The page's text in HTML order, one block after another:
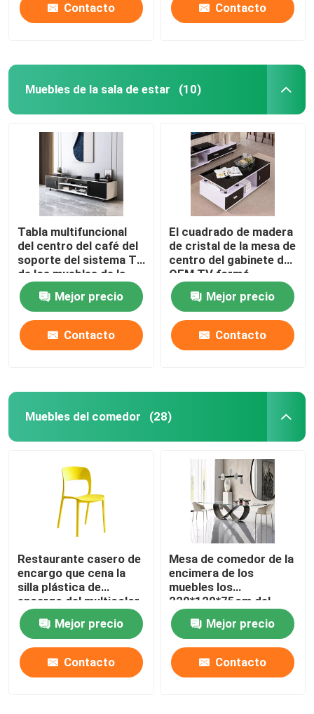
Contacto Contacto
Muebles de la sala de estar (10)
Tabla multifuncional
del centro del café del
soporte del sistema TV
de los muebles de la
sala de estar
Mejor precio
Contacto
El cuadrado de madera
de cristal de la mesa de
centro del gabinete del
OEM TV formó
almacenamiento fácil
Mejor precio
Contacto
Muebles del comedor (28)
Restaurante casero de
encargo que cena la
silla plástica de
encargo del multicolor
moderno de la silla
Mejor precio
Contacto
Mesa de comedor de la
encimera de los
muebles los
220*120*75cm del
comedor del hogar del
OEM
Mejor precio
Contacto